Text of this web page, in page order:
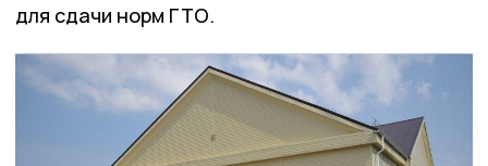
для сдачи норм ГТО.